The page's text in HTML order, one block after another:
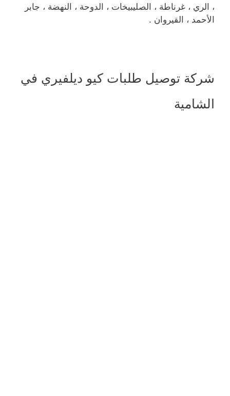
، الري ، غرناطة ، الصليبيخات ، الدوحة ، النهضة ، جابر
الأحمد ، القيروان .
شركة توصيل طلبات كيو ديلفيري في
الشامية